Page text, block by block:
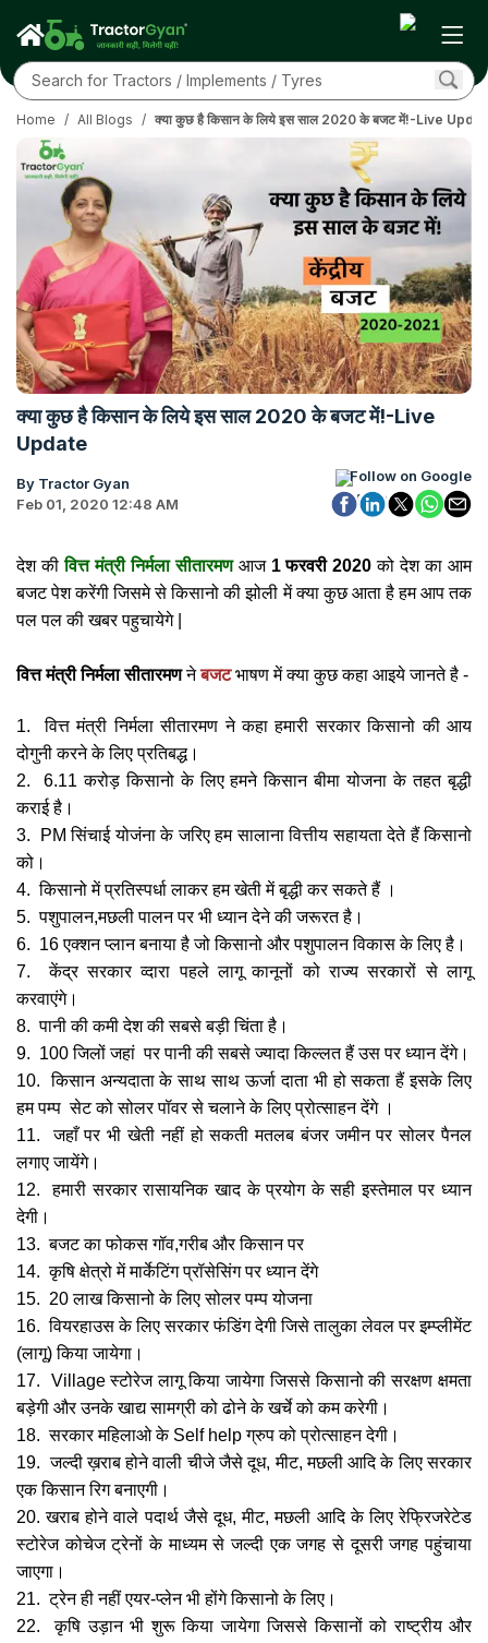
Home / All Blogs / क्या कुछ है किसान के लिये इस साल 2020 के बजट में!-Live
क्या कुछ है किसान के लिये इस साल 2020 के बजट में!-Live
Update
By Tractor Gyan
Feb 01, 2020 12:48 AM
Follow on Google
देश कीवित्त मंत्री निर्मला सीतारमणआज 1 फरवरी 2020को देश का आम
बजट पेश करेंगी जिसमे से किसानो की झोली में क्या कुछ आता है हम आप तक
पल पल की खबर पहुचायेगे |
वित्त मंत्री निर्मला सीतारमण नेबजटभाषण मेंक्या कुछ कहा आइये जानते है -
1. वित्त मंत्री निर्मला सीतारमणने कहा हमारी सरकार किसानो की आय
दोगुनी करने के लिए प्रतिबद्ध।
2. 6.11 करोड़ किसानो के लिए हमने किसान बीमा योजना के तहत बृद्धी
कराई है।
3.
PM सिंचाई योजंना के जरिए हम सालानावित्तीय सहायता देते हैं किसानो
को।
4.किसानो मेंप्रतिस्पर्धालाकर हमखेती मेंबृद्धीकर सकते हैं ।
5.पशुपालन,मछली पालन पर भी ध्यान देने की जरूरत है।
6. 16 एक्शन प्लान बनाया है जो किसानो और पशुपालन विकास के लिए है।
7. केंद्र सरकार व्दारा पहले लागू कानूनों को राज्य सरकारों से लागू
करवाएंगे।
8.पानी की कमी देश की सबसे बड़ी चिंता है।
9. 100 जिलों जहां पर पानी की सबसे ज्यादा किल्लत हैं उस पर ध्यान देंगे।
10. किसान अन्यदाता के साथ साथ ऊर्जा दाता भी हो सकता हैं इसके लिए
हम पम्प सेट को सोलर पॉवर से चलाने के लिए प्रोत्साहन देंगे ।
11.
जहाँ पर भी खेती नहीं हो सकती मतलब बंजर जमीन पर सोलर पैनल
लगाए जायेंगे।
12. हमारी सरकार रासायनिक खाद के प्रयोग के सही इस्तेमाल पर ध्यान
देगी।
13. बजट का फोकस गॉव,गरीब और किसान पर
14.कृषि क्षेत्रो में मार्केटिंग प्रॉसेसिंग पर ध्यान देंगे
15. 20 लाख किसानो के लिए सोलर पम्प योजना
16. वियरहाउस के लिए सरकार फंडिंग देगी जिसे तालुका लेवल पर इम्प्लीमेंट
(लागू) किया जायेगा।
17. Village स्टोरेज लागू किया जायेगा जिससे किसानो की सरक्षण क्षमता
बड़ेगी और उनके खाद्य सामग्री को ढोने के खर्चे को कम करेगी।
18. सरकार महिलाओ के Self help ग्रुप को प्रोत्साहन देगी।
19. जल्दी ख़राबहोने वाली चीजे जैसे दूध, मीट, मछली आदि के लिए सरकार
एक किसान रिग बनाएगी।
20. खराब होने वाले पदार्थ जैसे दूध, मीट, मछली आदि के लिए रेफ्रिजरेटेड
स्टोरेज कोचेज ट्रेनों के माध्यम से जल्दी एक जगह से दूसरी जगह पहुंचाया
जाएगा।
21. ट्रेन ही नहीं एयर-प्लेन भी होंगे किसानो के लिए।
22. कृषि उड़ान भी शुरू किया जायेगा जिससे किसानों को राष्ट्रीय और